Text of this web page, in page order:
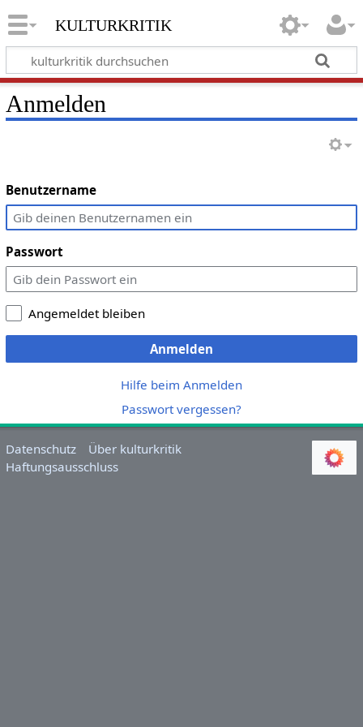
kulturkritik
Anmelden
Benutzername
Passwort
Angemeldet bleiben
Anmelden
Hilfe beim Anmelden
Passwort vergessen?
Datenschutz
Über kulturkritik
Haftungsausschluss